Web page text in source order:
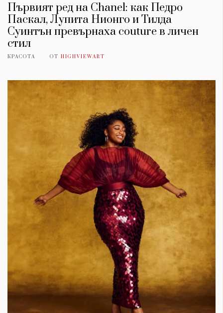
Първият ред на Chanel: как Педро
Паскал, Лупита Нионго и Тилда
Суинтън превърнаха couture в личен
стил
КРАСОТА ОТ HIGHVIEWART